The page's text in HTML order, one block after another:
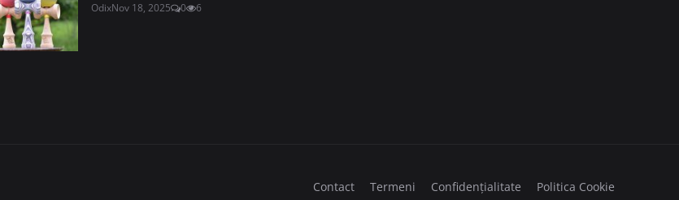
OdixNov 18, 2025 0 6
Contact Termeni Confidențialitate Politica Cookie